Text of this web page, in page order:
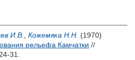
И.В. Кожемяка Н.Н. (1970)
рельефа Камчатки //
31.